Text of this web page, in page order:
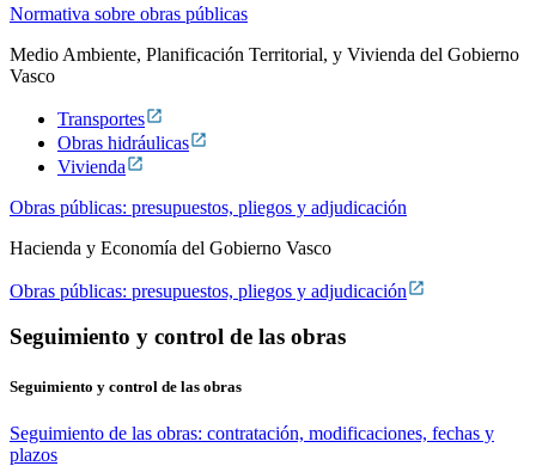
Normativa sobre obras públicas
Medio Ambiente, Planificación Territorial, y Vivienda del Gobierno
Vasco
Transportes
Obras hidráulicas
Vivienda
Obras públicas: presupuestos, pliegos y adjudicación
Hacienda y Economía del Gobierno Vasco
Obras públicas: presupuestos, pliegos y adjudicación
Seguimiento y control de las obras
Seguimiento y control de las obras
Seguimiento de las obras: contratación, modificaciones, fechas y
plazos